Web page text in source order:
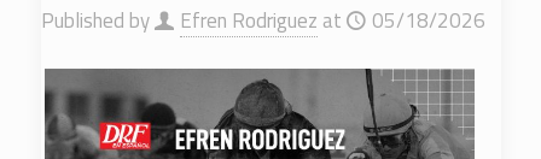
Published by Efren Rodriguez at 05/18/2026